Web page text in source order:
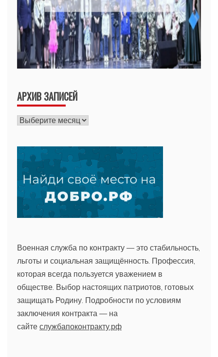
АРХИВ ЗАПИСЕЙ
Архив
Военная служба по контракту — это стабильность,
льготы и социальная защищённость. Профессия,
которая всегда пользуется уважением в
обществе. Выбор настоящих патриотов, готовых
защищать Родину. Подробности по условиям
заключения контракта — на
сайте службапоконтракту.рф